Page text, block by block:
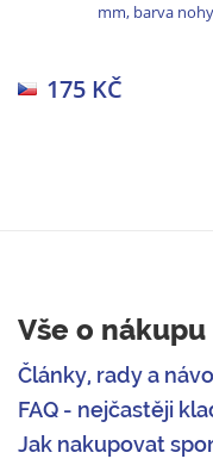
mm, barva
175 KČ
Vše o nákupu
Články, rady a
FAQ - nejčastěji
Jak nakupovat